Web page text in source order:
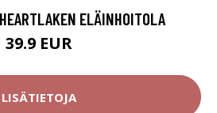
ELÄINHOITOLA
39.9 EUR
LISÄTIETOJA